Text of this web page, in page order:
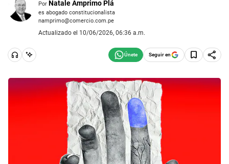
Por Natale Amprimo Plá
es abogado constitucionalista
namprimo@comercio.com.pe
Actualizado el 10/06/2026, 06:36 a.m.
Seguir en